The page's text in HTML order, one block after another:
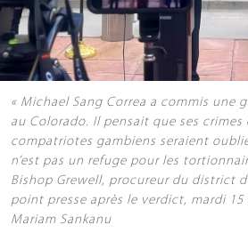
« Michael Sang Correa a commis une
au Colorado. Il pensait que ses crimes
compatriotes gambiens seraient
n’est pas un refuge pour les
Bishop Grewell, procureur du district
point presse après le verdict, mardi
Mariam Sankanu